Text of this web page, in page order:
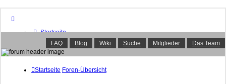
Startseite
Foren-Übersicht
FAQ
Suche
Aktive Themen
FAQ Blog Wiki Suche Mitglieder Das Team
Startseite Foren-Übersicht